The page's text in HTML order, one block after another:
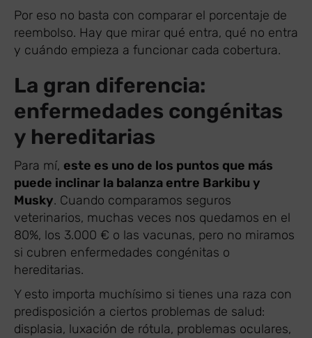
Por eso no basta con comparar el porcentaje de
reembolso. Hay que mirar qué entra, qué no entra
y cuándo empieza a funcionar cada cobertura.
La gran diferencia:
enfermedades congénitas
y hereditarias
Para mí, este es uno de los puntos que más
puede inclinar la balanza entre Barkibu y
Musky. Cuando comparamos seguros
veterinarios, muchas veces nos quedamos en el
80%, los 3.000 € o las vacunas, pero no miramos
si cubren enfermedades congénitas o
hereditarias.
Y esto importa muchísimo si tienes una raza con
predisposición a ciertos problemas de salud:
displasia, luxación de rótula, problemas oculares,